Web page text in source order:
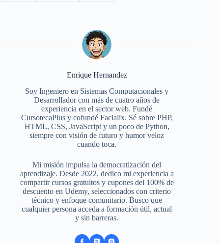
Enrique Hernandez
Soy Ingeniero en Sistemas Computacionales y
Desarrollador con más de cuatro años de
experiencia en el sector web. Fundé
CursotecaPlus y cofundé Facialix. Sé sobre PHP,
HTML, CSS, JavaScript y un poco de Python,
siempre con visión de futuro y humor veloz
cuando toca.
Mi misión impulsa la democratización del
aprendizaje. Desde 2022, dedico mi experiencia a
compartir cursos gratuitos y cupones del 100% de
descuento en Udemy, seleccionados con criterio
técnico y enfoque comunitario. Busco que
cualquier persona acceda a formación útil, actual
y sin barreras.